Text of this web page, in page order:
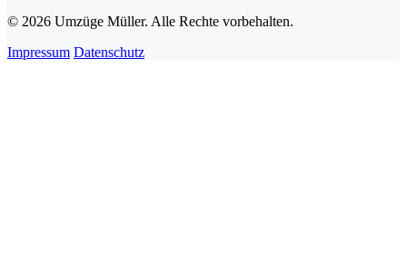
© 2026 Umzüge Müller. Alle Rechte vorbehalten.
Impressum Datenschutz